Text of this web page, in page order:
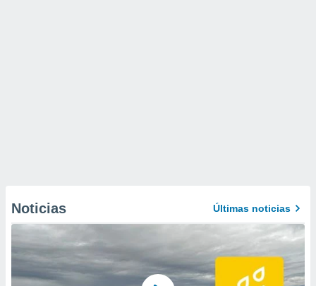
Noticias Últimas noticias